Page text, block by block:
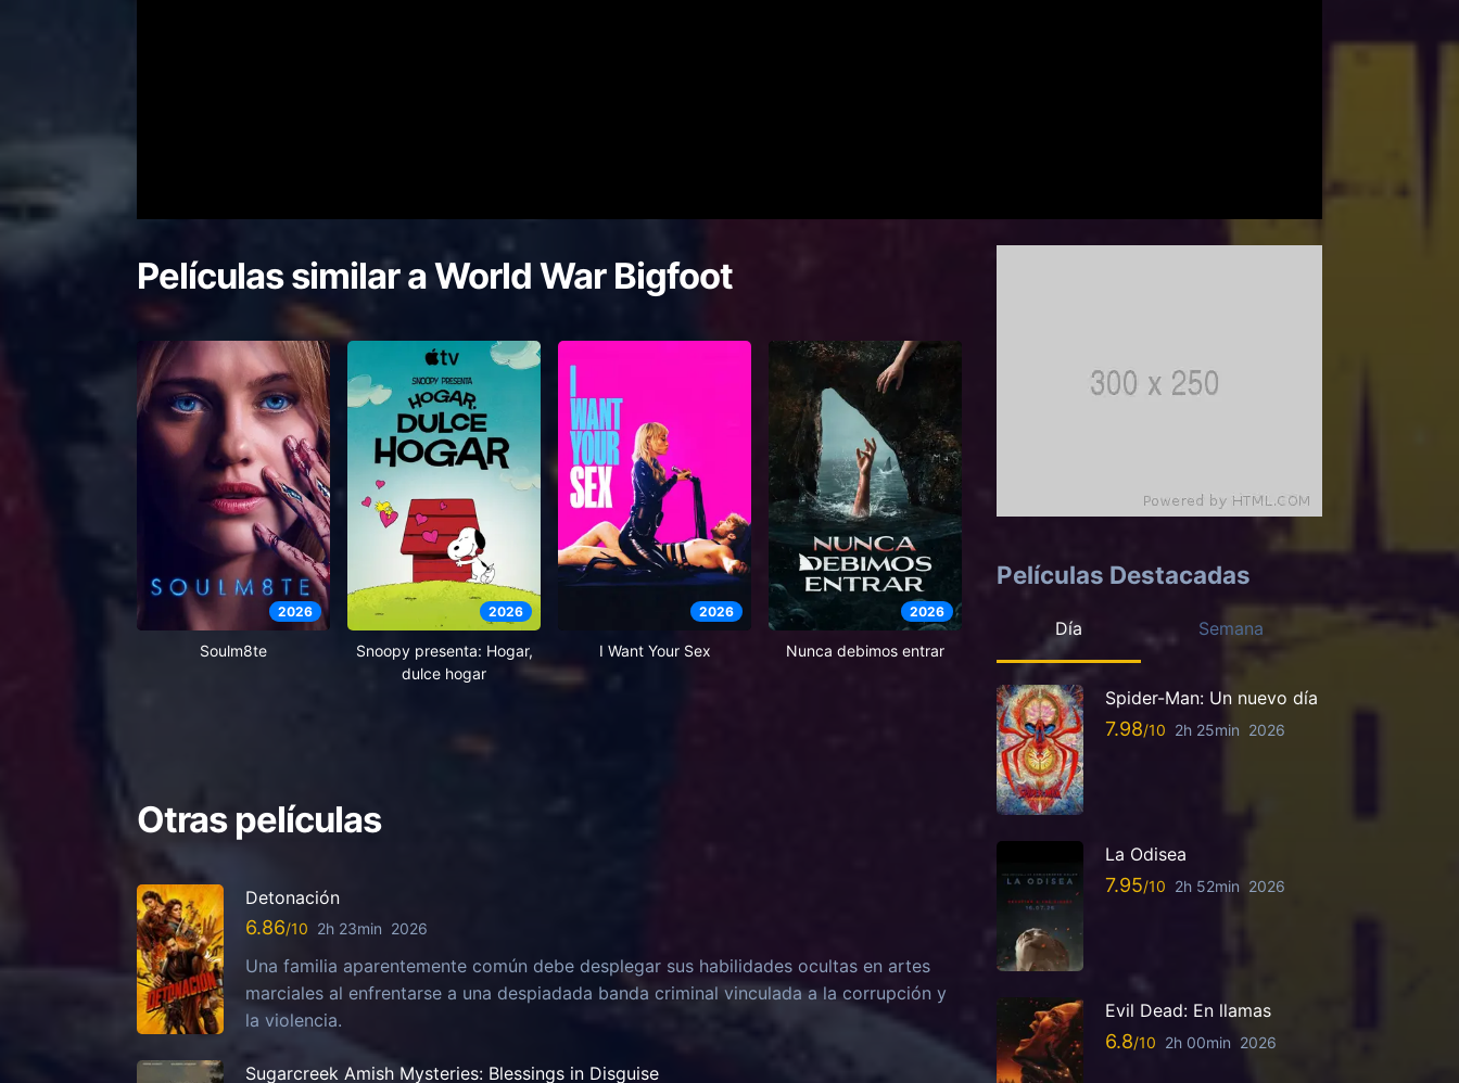
Películas similar aWorld War Bigfoot
2026
Soulm8te
2026
Snoopy presenta: Hogar,
dulce hogar
2026
I Want Your Sex
2026
Nunca debimos entrar
Otras películas
Detonación
6.86 2h 23min 2026
Una familia aparentemente común debe desplegar sus habilidades ocultas en artes
marciales al enfrentarse a una despiadada banda criminal vinculada a la corrupción y
la violencia.
Sugarcreek Amish Mysteries: Blessings in Disguise
Películas Destacadas
Día Semana
Spider-Man: Un nuevo día
7.98 2h 25min 2026
La Odisea
7.95 2h 52min 2026
Evil Dead: En llamas
6.8 2h 00min 2026